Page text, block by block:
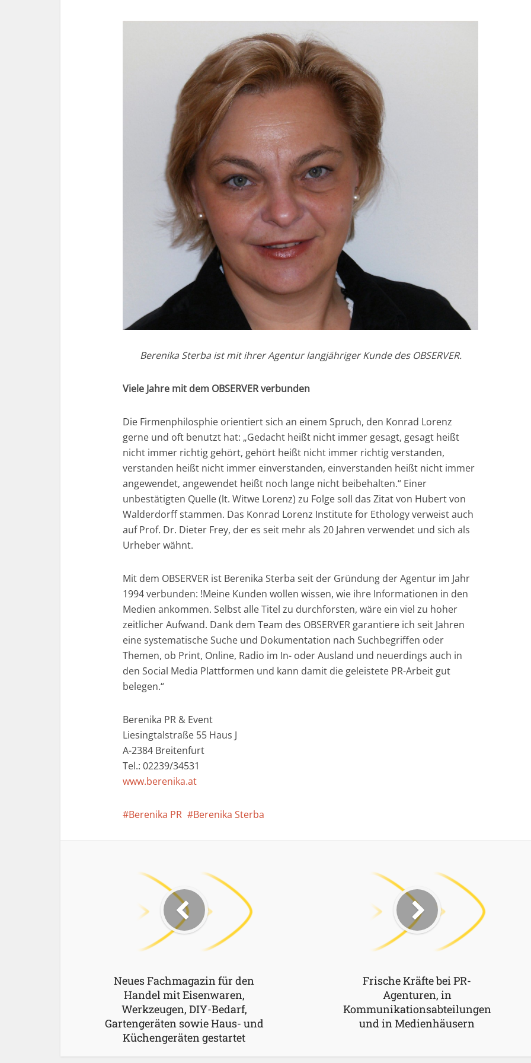
Berenika Sterba ist mit ihrer Agentur langjähriger Kunde des OBSERVER.
Viele Jahre mit dem OBSERVER verbunden
Die Firmenphilosphie orientiert sich an einem Spruch, den Konrad Lorenz
gerne und oft benutzt hat: „Gedacht heißt nicht immer gesagt, gesagt heißt
nicht immer richtig gehört, gehört heißt nicht immer richtig verstanden,
verstanden heißt nicht immer einverstanden, einverstanden heißt nicht immer
angewendet, angewendet heißt noch lange nicht beibehalten.“ Einer
unbestätigten Quelle (lt. Witwe Lorenz) zu Folge soll das Zitat von Hubert von
Walderdorff stammen. Das Konrad Lorenz Institute for Ethology verweist auch
auf Prof. Dr. Dieter Frey, der es seit mehr als 20 Jahren verwendet und sich als
Urheber wähnt.
Mit dem OBSERVER ist Berenika Sterba seit der Gründung der Agentur im Jahr
1994 verbunden: !Meine Kunden wollen wissen, wie ihre Informationen in den
Medien ankommen. Selbst alle Titel zu durchforsten, wäre ein viel zu hoher
zeitlicher Aufwand. Dank dem Team des OBSERVER garantiere ich seit Jahren
eine systematische Suche und Dokumentation nach Suchbegriffen oder
Themen, ob Print, Online, Radio im In- oder Ausland und neuerdings auch in
den Social Media Plattformen und kann damit die geleistete PR-Arbeit gut
belegen.“
Berenika PR & Event
Liesingtalstraße 55 Haus J
A-2384 Breitenfurt
Tel.: 02239/34531
www.berenika.at
Berenika PR Berenika Sterba
Neues Fachmagazin für den
Handel mit Eisenwaren,
Werkzeugen, DIY-Bedarf,
Gartengeräten sowie Haus- und
Küchengeräten gestartet
Frische Kräfte bei PR-
Agenturen, in
Kommunikationsabteilungen
und in Medienhäusern